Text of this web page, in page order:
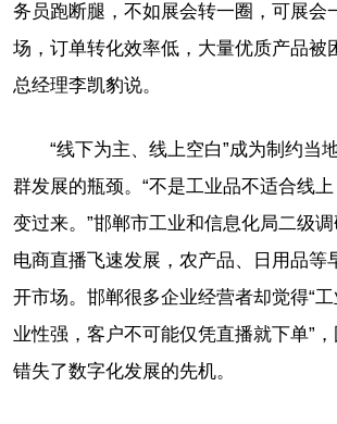
务员跑断腿，不如展会转一圈，可展会
场，订单转化效率低，大量优质产品被
总经理李凯豹说。
“线下为主、线上空白”成为制约当
群发展的瓶颈。“不是工业品不适合线
变过来。”邯郸市工业和信息化局二级调
电商直播飞速发展，农产品、日用品等
开市场。邯郸很多企业经营者却觉得“
业性强，客户不可能仅凭直播就下单”，
错失了数字化发展的先机。